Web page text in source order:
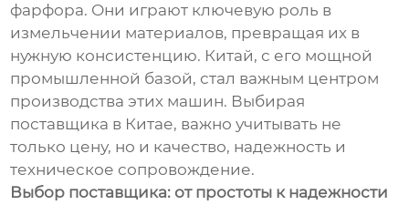
фарфора. Они играют ключевую роль в
измельчении материалов, превращая их в
нужную консистенцию. Китай, с его мощной
промышленной базой, стал важным центром
производства этих машин. Выбирая
поставщика в Китае, важно учитывать не
только цену, но и качество, надежность и
техническое сопровождение.
Выбор поставщика: от простоты к надежности